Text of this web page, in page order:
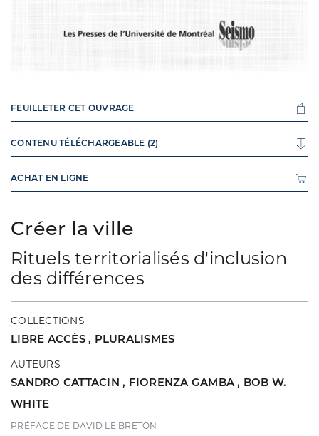
Créer la ville
Rituels territorialisés d'inclusion
des différences
COLLECTIONS
LIBRE ACCÈS , PLURALISMES
AUTEURS
SANDRO CATTACIN , FIORENZA GAMBA, BOB W.
WHITE
PRÉFACE DE DAVID LE BRETON
FEUILLETER CET OUVRAGE
CONTENU TÉLÉCHARGEABLE (2)
ACHAT EN LIGNE